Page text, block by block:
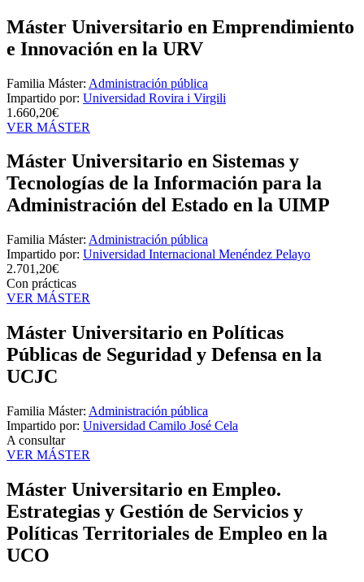
Máster Universitario en Emprendimiento
e Innovación en la URV
Familia Máster: Administración pública
Impartido por: Universidad Rovira i Virgili
1.660,20€
VER MÁSTER
Máster Universitario en Sistemas y
Tecnologías de la Información para la
Administración del Estado en la UIMP
Familia Máster: Administración pública
Impartido por: Universidad Internacional Menéndez Pelayo
2.701,20€
Con prácticas
VER MÁSTER
Máster Universitario en Políticas
Públicas de Seguridad y Defensa en la
UCJC
Familia Máster: Administración pública
Impartido por: Universidad Camilo José Cela
A consultar
VER MÁSTER
Máster Universitario en Empleo.
Estrategias y Gestión de Servicios y
Políticas Territoriales de Empleo en la
UCO